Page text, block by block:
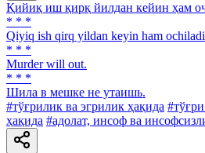
Қийиқ иш қирқ йилдан кейин ҳам
* * *
Qiyiq ish qirq yildan keyin ham
* * *
Murder will out.
* * *
Шила в мешке не утаишь.
#тўғрилик ва эгрилик ҳақида
ҳақида #адолат, инсоф ва